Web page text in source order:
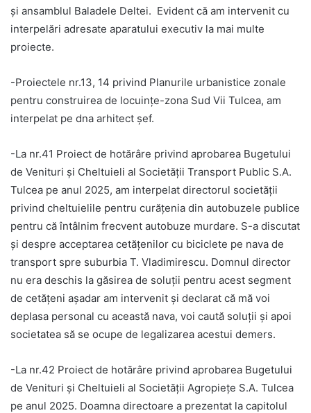
și ansamblul Baladele Deltei. Evident că am intervenit cu
interpelări adresate aparatului executiv la mai multe
proiecte.
-Proiectele nr.13, 14 privind Planurile urbanistice zonale
pentru construirea de locuințe-zona Sud Vii Tulcea, am
interpelat pe dna arhitect șef.
-La nr.41 Proiect de hotărâre privind aprobarea Bugetului
de Venituri şi Cheltuieli al Societății Transport Public S.A.
Tulcea pe anul 2025, am interpelat directorul societății
privind cheltuielile pentru curățenia din autobuzele publice
pentru că întâlnim frecvent autobuze murdare. S-a discutat
și despre acceptarea cetățenilor cu biciclete pe nava de
transport spre suburbia T. Vladimirescu. Domnul director
nu era deschis la găsirea de soluții pentru acest segment
de cetățeni așadar am intervenit și declarat că mă voi
deplasa personal cu această nava, voi caută soluții și apoi
societatea să se ocupe de legalizarea acestui demers.
-La nr.42 Proiect de hotărâre privind aprobarea Bugetului
de Venituri şi Cheltuieli al Societății Agropieţe S.A. Tulcea
pe anul 2025. Doamna directoare a prezentat la capitolul